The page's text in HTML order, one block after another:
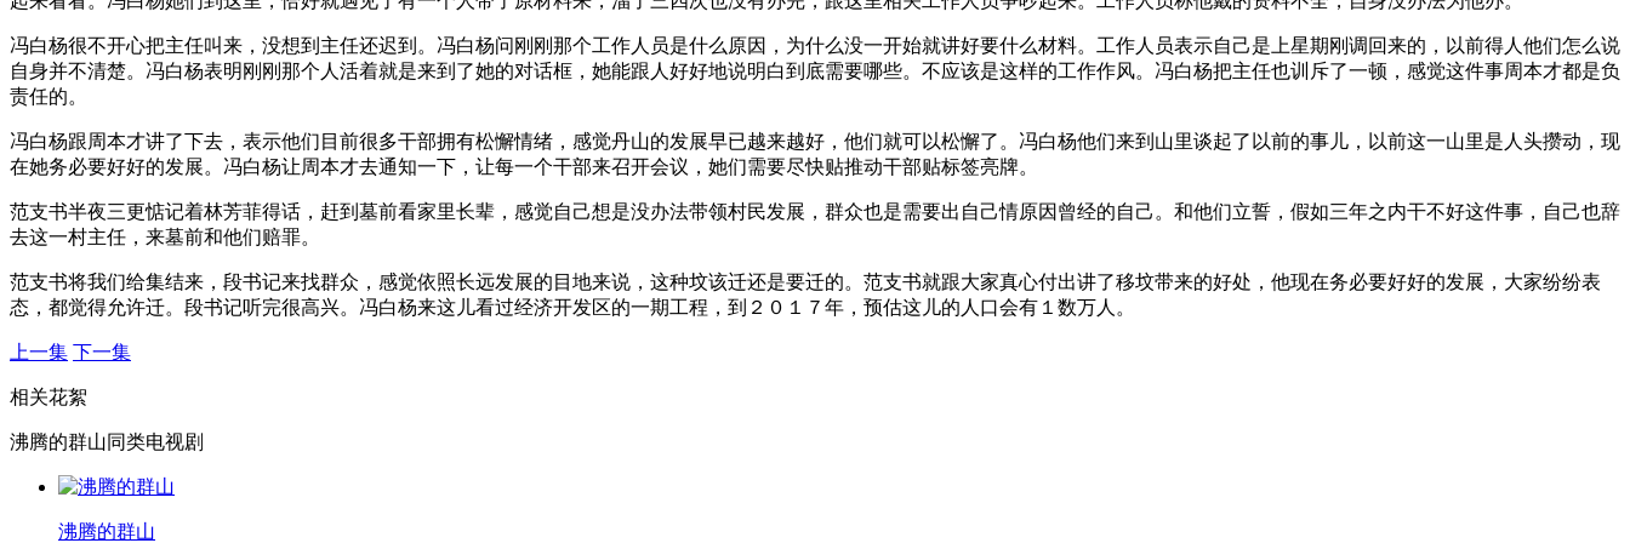
冯白杨很不开心把主任叫来，没想到主任还迟到。冯白杨问刚刚那个工作人员是什么原因，为什么没一开始就讲好要什么材料。工作人员表示自己是上星期刚调回来的，以前得人他们怎么说
自身并不清楚。冯白杨表明刚刚那个人活着就是来到了她的对话框，她能跟人好好地说明白到底需要哪些。不应该是这样的工作作风。冯白杨把主任也训斥了一顿，感觉这件事周本才都是负
责任的。
冯白杨跟周本才讲了下去，表示他们目前很多干部拥有松懈情绪，感觉丹山的发展早已越来越好，他们就可以松懈了。冯白杨他们来到山里谈起了以前的事儿，以前这一山里是人头攒动，现
在她务必要好好的发展。冯白杨让周本才去通知一下，让每一个干部来召开会议，她们需要尽快贴推动干部贴标签亮牌。
范支书半夜三更惦记着林芳菲得话，赶到墓前看家里长辈，感觉自己想是没办法带领村民发展，群众也是需要出自己情原因曾经的自己。和他们立誓，假如三年之内干不好这件事，自己也辞
去这一村主任，来墓前和他们赔罪。
范支书将我们给集结来，段书记来找群众，感觉依照长远发展的目地来说，这种坟该迁还是要迁的。范支书就跟大家真心付出讲了移坟带来的好处，他现在务必要好好的发展，大家纷纷表
态，都觉得允许迁。段书记听完很高兴。冯白杨来这儿看过经济开发区的一期工程，到２０１７年，预估这儿的人口会有１数万人。
上一集 下一集
相关花絮
沸腾的群山同类电视剧
沸腾的群山